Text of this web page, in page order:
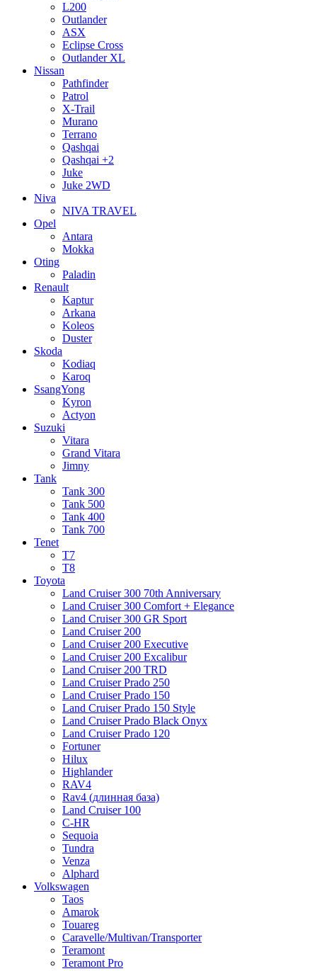
L200
Outlander
ASX
Eclipse Cross
Outlander XL
Nissan
Pathfinder
Patrol
X-Trail
Murano
Terrano
Qashqai
Qashqai +2
Juke
Juke 2WD
Niva
NIVA TRAVEL
Opel
Antara
Mokka
Oting
Paladin
Renault
Kaptur
Arkana
Koleos
Duster
Skoda
Kodiaq
Karoq
SsangYong
Kyron
Actyon
Suzuki
Vitara
Grand Vitara
Jimny
Tank
Tank 300
Tank 500
Tank 400
Tank 700
Tenet
T7
T8
Toyota
Land Cruiser 300 70th Anniversary
Land Cruiser 300 Comfort + Elegance
Land Cruiser 300 GR Sport
Land Cruiser 200
Land Cruiser 200 Executive
Land Cruiser 200 Excalibur
Land Cruiser 200 TRD
Land Cruiser Prado 250
Land Cruiser Prado 150
Land Cruiser Prado 150 Style
Land Cruiser Prado Black Onyx
Land Cruiser Prado 120
Fortuner
Hilux
Highlander
RAV4
Rav4 (длинная база)
Land Cruiser 100
C-HR
Sequoia
Tundra
Venza
Alphard
Volkswagen
Taos
Amarok
Touareg
Caravelle/Multivan/Transporter
Teramont
Teramont Pro